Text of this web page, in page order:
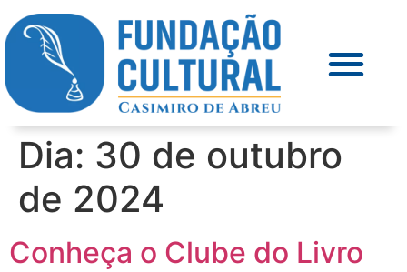
Dia: 30 de outubro
de 2024
Conheça o Clube do Livro